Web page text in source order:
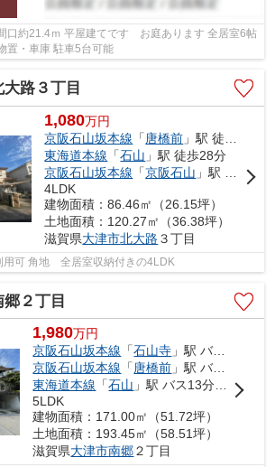
約21.4ｍ 平屋建てです お庭あります 全居室6帖
置・車庫 駐車5台可能
大路３丁目
1,080万円
京阪石山坂本線 「 唐橋前 」駅 徒歩24分
東海道本線 「石山 」駅 徒歩28分
京阪石山坂本線 「京阪石山 」駅 バス8分 「永大団地」 停歩8分
4LDK
建物面積：86.46㎡（26.15坪）
土地面積：120.27㎡（36.38坪）
滋賀県大津市北大路 ３丁目
用可 角地 全居室収納付きの4LDK
郷２丁目
1,980万円
京阪石山坂本線 「石山寺 」駅 バス8分 「南郷１丁目」 停歩7分
京阪石山坂本線 「唐橋前 」駅 バス11分 「南郷１丁目」 停歩7分
東海道本線 「石山 」駅 バス13分 「南郷１丁目」 停歩7分
5LDK
建物面積：171.00㎡（51.72坪）
土地面積：193.45㎡（58.51坪）
滋賀県大津市南郷２丁目